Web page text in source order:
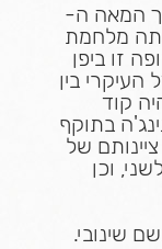
המאה ה-
מלחמת
זו ביפן
בין
קוד
בתוקף
של
וכן
שינובי.